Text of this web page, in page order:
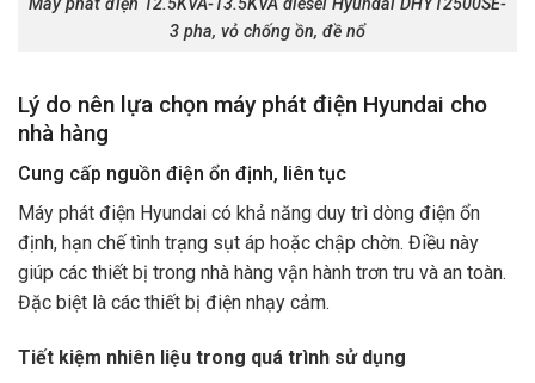
3 pha, vỏ chống ồn, đề nổ
Lý do nên lựa chọn máy phát điện Hyundai cho
nhà hàng
Cung cấp nguồn điện ổn định, liên tục
Máy phát điện Hyundai có khả năng duy trì dòng điện ổn
định, hạn chế tình trạng sụt áp hoặc chập chờn. Điều này
giúp các thiết bị trong nhà hàng vận hành trơn tru và an toàn.
Đặc biệt là các thiết bị điện nhạy cảm.
Tiết kiệm nhiên liệu trong quá trình sử dụng